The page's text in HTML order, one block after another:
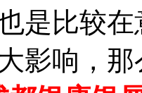
是比较
影响，